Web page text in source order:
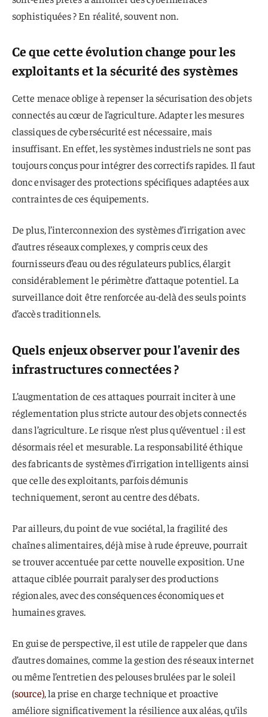
sophistiquées ? En réalité, souvent non.
Ce que cette évolution change pour les
exploitants et la sécurité des systèmes
Cette menace oblige à repenser la sécurisation des objets
connectés au cœur de l’agriculture. Adapter les mesures
classiques de cybersécurité est nécessaire, mais
insuffisant. En effet, les systèmes industriels ne sont pas
toujours conçus pour intégrer des correctifs rapides. Il faut
donc envisager des protections spécifiques adaptées aux
contraintes de ces équipements.
De plus, l’interconnexion des systèmes d’irrigation avec
d’autres réseaux complexes, y compris ceux des
fournisseurs d’eau ou des régulateurs publics, élargit
considérablement le périmètre d’attaque potentiel. La
surveillance doit être renforcée au-delà des seuls points
d’accès traditionnels.
Quels enjeux observer pour l’avenir des
infrastructures connectées ?
L’augmentation de ces attaques pourrait inciter à une
réglementation plus stricte autour des objets connectés
dans l’agriculture. Le risque n’est plus qu’éventuel : il est
désormais réel et mesurable. La responsabilité éthique
des fabricants de systèmes d’irrigation intelligents ainsi
que celle des exploitants, parfois démunis
techniquement, seront au centre des débats.
Par ailleurs, du point de vue sociétal, la fragilité des
chaînes alimentaires, déjà mise à rude épreuve, pourrait
se trouver accentuée par cette nouvelle exposition. Une
attaque ciblée pourrait paralyser des productions
régionales, avec des conséquences économiques et
humaines graves.
En guise de perspective, il est utile de rappeler que dans
d’autres domaines, comme la gestion des réseaux internet
ou même l’entretien des pelouses brulées par le soleil
(source), la prise en charge technique et proactive
améliore significativement la résilience aux aléas, qu’ils